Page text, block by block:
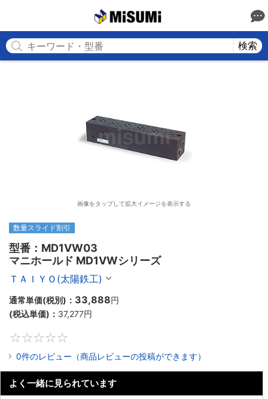
検索
画像をタップして拡大イメージを表示する
数量スライド割引
型番：MD1VW03
マニホールド MD1VWシリーズ
ＴＡＩＹＯ(太陽鉄工)
通常単価(税別)： 33,888円
(税込単価)： 37,277円
0件のレビュー（商品レビューの投稿ができます）
よく一緒に見られています